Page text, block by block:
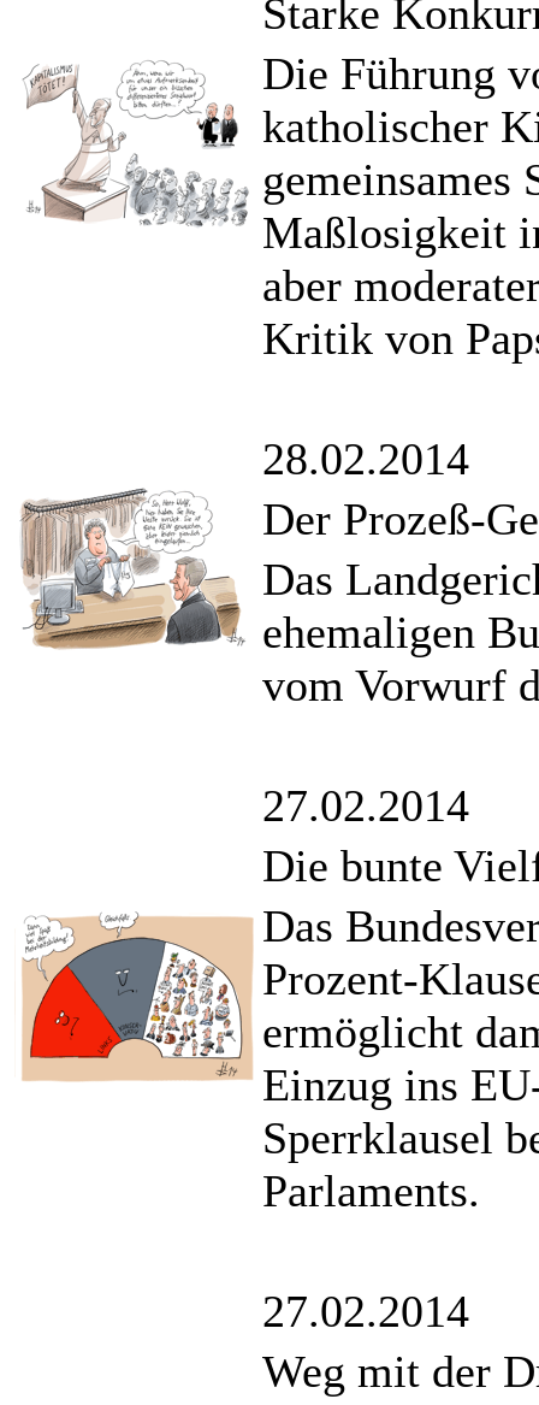
Starke
Die Führung
katholischer
gemeinsames
Maßlosigkeit
aber
Kritik von
28.02.2014
Der Prozeß-
Das
ehemaligen
vom Vorwurf
27.02.2014
Die bunte
Das
Prozent-
ermöglicht
Einzug ins
Sperrklausel
Parlaments.
27.02.2014
Weg mit der